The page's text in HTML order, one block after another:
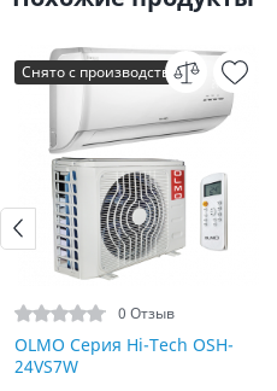
Снято с производства
0 Отзыв
OLMO Серия Hi-Tech OSH-
24VS7W